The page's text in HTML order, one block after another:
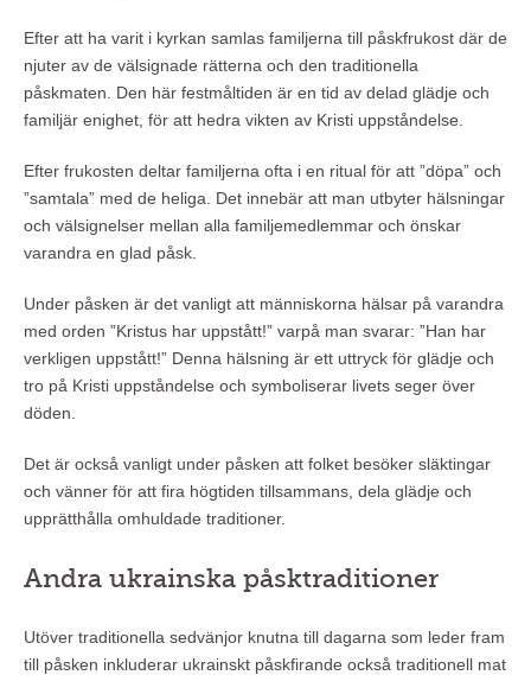
Efter att ha varit i kyrkan samlas familjerna till påskfrukost där de
njuter av de välsignade rätterna och den traditionella
påskmaten. Den här festmåltiden är en tid av delad glädje och
familjär enighet, för att hedra vikten av Kristi uppståndelse.
Efter frukosten deltar familjerna ofta i en ritual för att ”döpa” och
”samtala” med de heliga. Det innebär att man utbyter hälsningar
och välsignelser mellan alla familjemedlemmar och önskar
varandra en glad påsk.
Under påsken är det vanligt att människorna hälsar på varandra
med orden ”Kristus har uppstått!” varpå man svarar: ”Han har
verkligen uppstått!” Denna hälsning är ett uttryck för glädje och
tro på Kristi uppståndelse och symboliserar livets seger över
döden.
Det är också vanligt under påsken att folket besöker släktingar
och vänner för att fira högtiden tillsammans, dela glädje och
upprätthålla omhuldade traditioner.
Andra ukrainska påsktraditioner
Utöver traditionella sedvänjor knutna till dagarna som leder fram
till påsken inkluderar ukrainskt påskfirande också traditionell mat